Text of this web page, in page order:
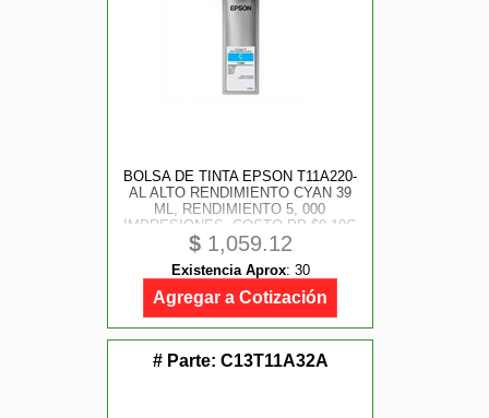
BOLSA DE TINTA EPSON T11A220-
AL ALTO RENDIMIENTO CYAN 39
ML, RENDIMIENTO 5, 000
IMPRESIONES, COSTO PP $0.19C
$1,059.12
Existencia Aprox: 30
Agregar a Cotización
# Parte: C13T11A32A